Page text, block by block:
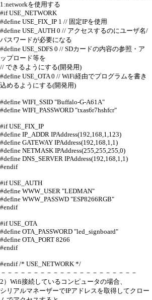
1:networkを使用する
#if USE_NETWORK
#define USE_FIX_IP 1 // 固定IPを使用
#define USE_AUTH 0 // アクセスするのにユーザ名/
パスワードが必要になる
#define USE_SDFS 0 // SDカードの内容の参照・ア
ップロード等を
// できるようにする(開発用)
#define USE_OTA 0 // WiFi経由でプログラムを書き
込めるようにする(開発用)
#define WIFI_SSID "Buffalo-G-A61A"
#define WIFI_PASSWORD "txas6r7hshfcr"
#if USE_FIX_IP
#define IP_ADDR IPAddress(192,168,1,123)
#define GATEWAY IPAddress(192,168,1,1)
#define NETMASK IPAddress(255,255,255,0)
#define DNS_SERVER IPAddress(192,168,1,1)
#endif
#if USE_AUTH
#define WWW_USER "LEDMAN"
#define WWW_PASSWD "ESP8266RGB"
#endif
#if USE_OTA
#define OTA_PASSWORD "led_signboard"
#define OTA_PORT 8266
#endif
#endif /* USE_NETWORK */
－－－－－－－－－－－－－－－－－－－－－
2）Wifi接続しているコンピュータの場合、
シリアルマネーザーでIPアドレスを取得してクロー